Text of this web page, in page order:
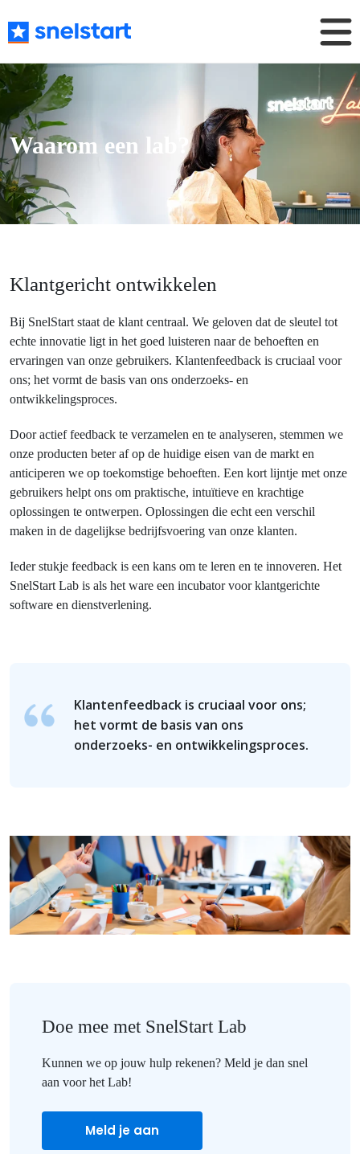
Waarom een lab?
Klantgericht ontwikkelen
Bij SnelStart staat de klant centraal. We geloven dat de sleutel tot
echte innovatie ligt in het goed luisteren naar de behoeften en
ervaringen van onze gebruikers. Klantenfeedback is cruciaal voor
ons; het vormt de basis van ons onderzoeks- en
ontwikkelingsproces.
Door actief feedback te verzamelen en te analyseren, stemmen we
onze producten beter af op de huidige eisen van de markt en
anticiperen we op toekomstige behoeften. Een kort lijntje met onze
gebruikers helpt ons om praktische, intuïtieve en krachtige
oplossingen te ontwerpen. Oplossingen die echt een verschil
maken in de dagelijkse bedrijfsvoering van onze klanten.
Ieder stukje feedback is een kans om te leren en te innoveren. Het
SnelStart Lab is als het ware een incubator voor klantgerichte
software en dienstverlening.
Klantenfeedback is cruciaal voor ons;
het vormt de basis van ons
onderzoeks- en ontwikkelingsproces.
Doe mee met SnelStart Lab
Kunnen we op jouw hulp rekenen? Meld je dan snel
aan voor het Lab!
Meld je aan